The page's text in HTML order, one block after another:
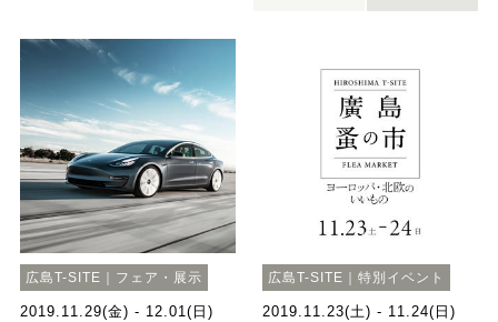
広島T-SITE｜フェア・展示
2019.11.29(金) - 12.01(日)
広島T-SITE｜特別イベント
2019.11.23(土) - 11.24(日)